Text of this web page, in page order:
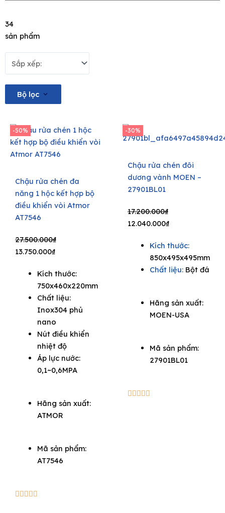
34
sản phẩm
Bộ lọc
-50%
Chậu rửa chén đa
năng 1 hộc kết hợp bộ
điều khiển vòi Atmor
AT7546
27.500.000₫
Original
price
27.500.000₫.
13.750.000₫
Current
price
13.750.000₫.
Kích thước:
750x460x220mm
Chất liệu:
Inox304 phủ
nano
Nút điều khiển
nhiệt độ
Áp lực nước:
0,1~0,6MPA
Hãng sản xuất:
ATMOR
Mã sản phẩm:
AT7546

-30%
Chậu rửa chén đôi
dương vành MOEN –
27901BL01
17.200.000₫
Original
price
17.200.000₫.
12.040.000₫price
12.040.000₫.
Kích thước:
850x495x495mm
Chất liệu:Bột đá
Hãng sản xuất:
MOEN-USA
Mã sản phẩm:
27901BL01
